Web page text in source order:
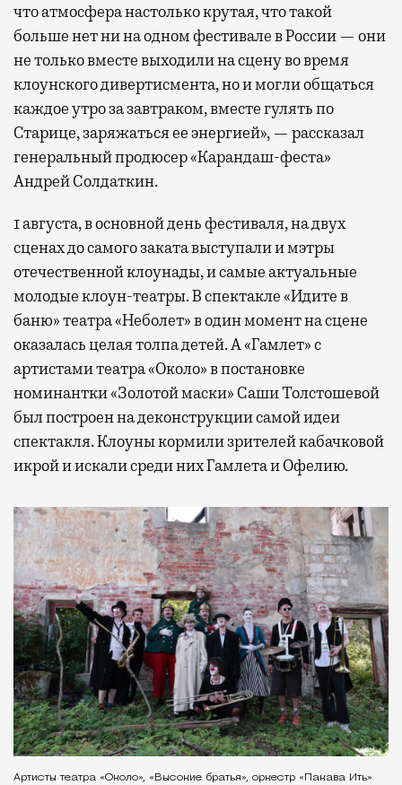
что атмосфера настолько крутая, что такой
больше нет ни на одном фестивале в России — они
не только вместе выходили на сцену во время
клоунского дивертисмента, но и могли общаться
каждое утро за завтраком, вместе гулять по
Старице, заряжаться ее энергией», — рассказал
генеральный продюсер «Карандаш-феста»
Андрей Солдаткин.
1 августа, в основной день фестиваля, на двух
сценах до самого заката выступали и мэтры
отечественной клоунады, и самые актуальные
молодые клоун-театры. В спектакле «Идите в
баню» театра «Неболет» в один момент на сцене
оказалась целая толпа детей. А «Гамлет» с
артистами театра «Около» в постановке
номинантки «Золотой маски» Саши Толстошевой
был построен на деконструкции самой идеи
спектакля. Клоуны кормили зрителей кабачковой
икрой и искали среди них Гамлета и Офелию.
Артисты театра «Около», «Высокие братья», оркестр «Пакава Ить»